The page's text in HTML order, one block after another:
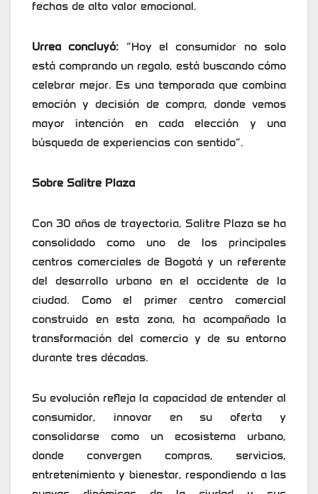
fechas de alto valor emocional.
Urrea concluyó: “Hoy el consumidor no solo
está comprando un regalo, está buscando cómo
celebrar mejor. Es una temporada que combina
emoción y decisión de compra, donde vemos
mayor intención en cada elección y una
búsqueda de experiencias con sentido”.
Sobre Salitre Plaza
Con 30 años de trayectoria, Salitre Plaza se ha
consolidado como uno de los principales
centros comerciales de Bogotá y un referente
del desarrollo urbano en el occidente de la
ciudad. Como el primer centro comercial
construido en esta zona, ha acompañado la
transformación del comercio y de su entorno
durante tres décadas.
Su evolución refleja la capacidad de entender al
consumidor, innovar en su oferta y
consolidarse como un ecosistema urbano,
donde convergen compras, servicios,
entretenimiento y bienestar, respondiendo a las